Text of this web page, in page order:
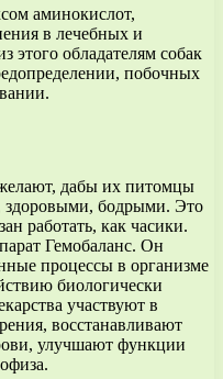
аминокислот,
в лечебных и
этого обладателям собак
побочных
дабы их питомцы
бодрыми. Это
работать, как часики.
Гемобаланс. Он
процессы в организме
биологически
участвуют в
восстанавливают
улучшают функции